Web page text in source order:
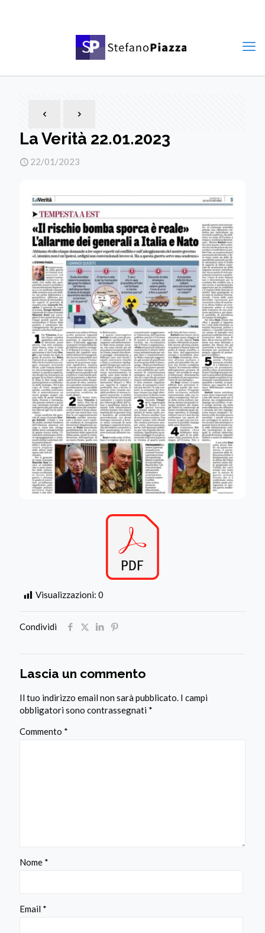
La Verità 22.01.2023
22/01/2023
Visualizzazioni: 0
Condividi
Lascia un commento
Il tuo indirizzo email non sarà pubblicato. I campi
obbligatori sono contrassegnati *
Commento *
Nome *
Email *